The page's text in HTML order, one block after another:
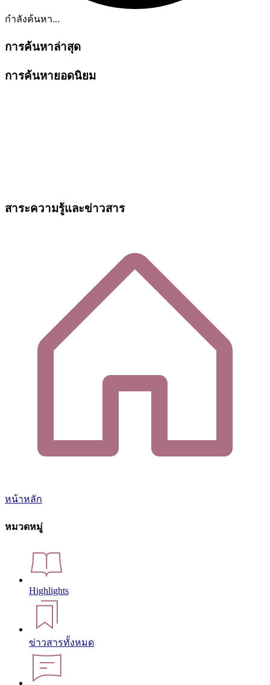
กำลังค้นหา...
การค้นหาล่าสุด
การค้นหายอดนิยม
สาระความรู้และข่าวสาร
หน้าหลัก
หมวดหมู่
Highlights
ข่าวสารทั้งหมด